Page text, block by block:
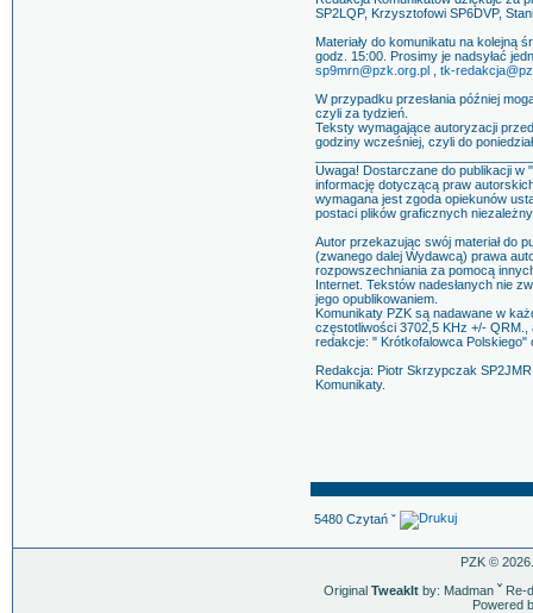
SP2LQP, Krzysztofowi SP6DVP,
Materiały do komunikatu na kolejną
godz. 15:00. Prosimy je nadsyłać
sp9mrn@pzk.org.pl
tk-
W przypadku przesłania później
czyli za tydzień.
Teksty wymagające autoryzacji
godziny wcześniej, czyli do
Uwaga! Dostarczane do publikacji w
informację dotyczącą praw
wymagana jest zgoda opiekunów
postaci plików graficznych
Autor przekazując swój materiał do
(zwanego dalej Wydawcą) prawa
rozpowszechniania za pomocą
Internet. Tekstów nadesłanych nie
jego opublikowaniem.
Komunikaty PZK są nadawane w
częstotliwości 3702,5 KHz +/-
redakcje: " Krótkofalowca Polskiego"
Redakcja: Piotr Skrzypczak
Komunikaty.
5480 Czytań ˇ
PZK ©
Original TweakItby: Madman ˇRe-
Powered